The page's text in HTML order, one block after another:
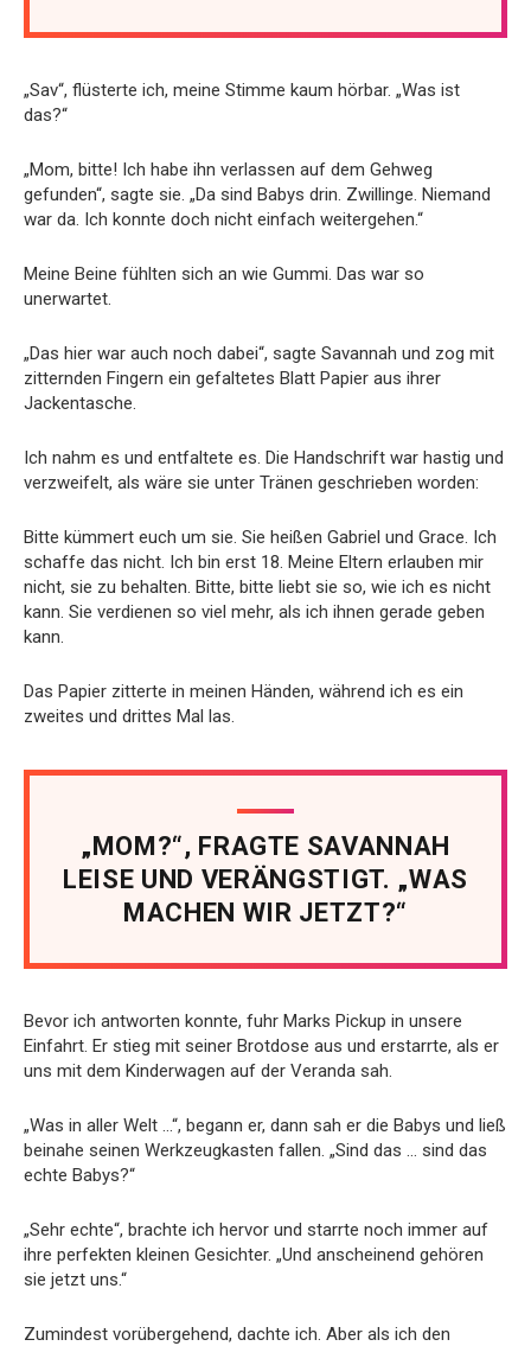
„Sav“, flüsterte ich, meine Stimme kaum hörbar. „Was ist
das?“
„Mom, bitte! Ich habe ihn verlassen auf dem Gehweg
gefunden“, sagte sie. „Da sind Babys drin. Zwillinge. Niemand
war da. Ich konnte doch nicht einfach weitergehen.“
Meine Beine fühlten sich an wie Gummi. Das war so
unerwartet.
„Das hier war auch noch dabei“, sagte Savannah und zog mit
zitternden Fingern ein gefaltetes Blatt Papier aus ihrer
Jackentasche.
Ich nahm es und entfaltete es. Die Handschrift war hastig und
verzweifelt, als wäre sie unter Tränen geschrieben worden:
Bitte kümmert euch um sie. Sie heißen Gabriel und Grace. Ich
schaffe das nicht. Ich bin erst 18. Meine Eltern erlauben mir
nicht, sie zu behalten. Bitte, bitte liebt sie so, wie ich es nicht
kann. Sie verdienen so viel mehr, als ich ihnen gerade geben
kann.
Das Papier zitterte in meinen Händen, während ich es ein
zweites und drittes Mal las.
„MOM?“, FRAGTE SAVANNAH
LEISE UND VERÄNGSTIGT. „WAS
MACHEN WIR JETZT?“
Bevor ich antworten konnte, fuhr Marks Pickup in unsere
Einfahrt. Er stieg mit seiner Brotdose aus und erstarrte, als er
uns mit dem Kinderwagen auf der Veranda sah.
„Was in aller Welt …“, begann er, dann sah er die Babys und ließ
beinahe seinen Werkzeugkasten fallen. „Sind das … sind das
echte Babys?“
„Sehr echte“, brachte ich hervor und starrte noch immer auf
ihre perfekten kleinen Gesichter. „Und anscheinend gehören
sie jetzt uns.“
Zumindest vorübergehend, dachte ich. Aber als ich den